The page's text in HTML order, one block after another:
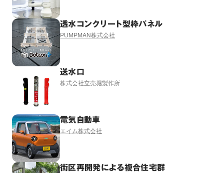
透水コンクリート型枠パネル
PUMPMAN株式会社
送水口
株式会社立売堀製作所
電気自動車
エイム株式会社
街区再開発による複合住宅群